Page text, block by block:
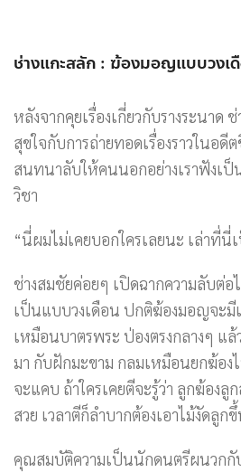
ช่างแกะสลัก : ฆ้องมอญแบบวงเ
หลังจากคุยเรื่องเกี่ยวกับรางระนาด
สุขใจกับการถ่ายทอดเรื่องราวในอดี
สนทนาลับให้คนนอกอย่างเราฟังเป็
วิชา
“นี่ผมไม่เคยบอกใครเลยนะ เล่าที่นี่
ช่างสมชัยค่อยๆ เปิดฉากความลับต่
เป็นแบบวงเดือน ปกติฆ้องมอญจะมี
เหมือนบาตรพระ ป่องตรงกลางๆ แ
มา กับฝักมะขาม กลมเหมือนยกฆ้อง
จะแคบ ถ้าใครเคยตีจะรู้ว่า ลูกฆ้องลู
สวย เวลาตีก็ลำบากต้องเอาไม้งัดลูก
คุณสมบัติความเป็นนักดนตรีผนวกกั